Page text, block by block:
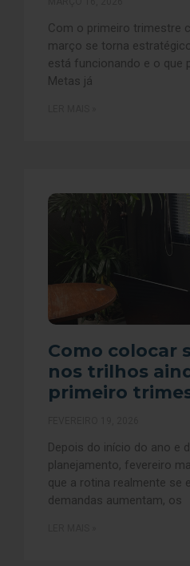
Com o primeiro trimestre
março se torna
está funcionando e o que
Metas já
Como colocar
nos trilhos
primeiro
Depois do início do ano e
planejamento, fevereiro
que a rotina realmente se
demandas aumentam, os